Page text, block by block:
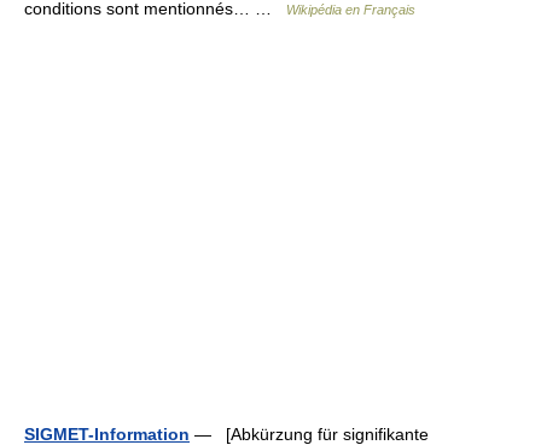
conditions sont mentionnés… …
Wikipédia en Français
SIGMET-Information — [Abkürzung für signifikante